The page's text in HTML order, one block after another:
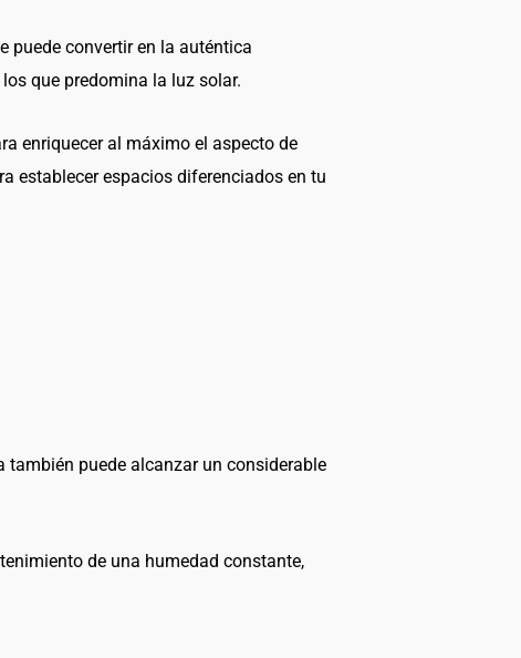
puede convertir en la auténtica
que predomina la luz solar.
enriquecer al máximo el aspecto de
establecer espacios diferenciados en tu
también puede alcanzar un considerable
de una humedad constante,